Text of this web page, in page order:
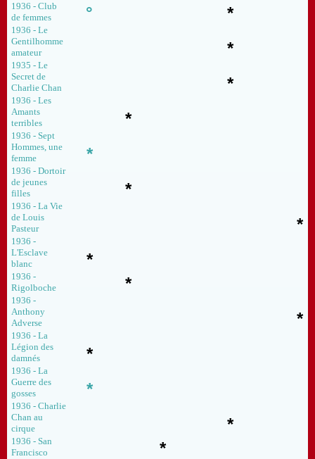
1936 - Club
de femmes
° *
1936 - Le
Gentilhomme
amateur
*
1935 - Le
Secret de
Charlie Chan
*
1936 - Les
Amants
terribles
*
1936 - Sept
Hommes, une
femme
*
1936 - Dortoir
de jeunes
filles
*
1936 - La Vie
de Louis
Pasteur
*
1936 -
L'Esclave
blanc
*
1936 -
Rigolboche
*
1936 -
Anthony
Adverse
*
1936 - La
Légion des
damnés
*
1936 - La
Guerre des
gosses
*
1936 - Charlie
Chan au
cirque
*
1936 - San
Francisco
*